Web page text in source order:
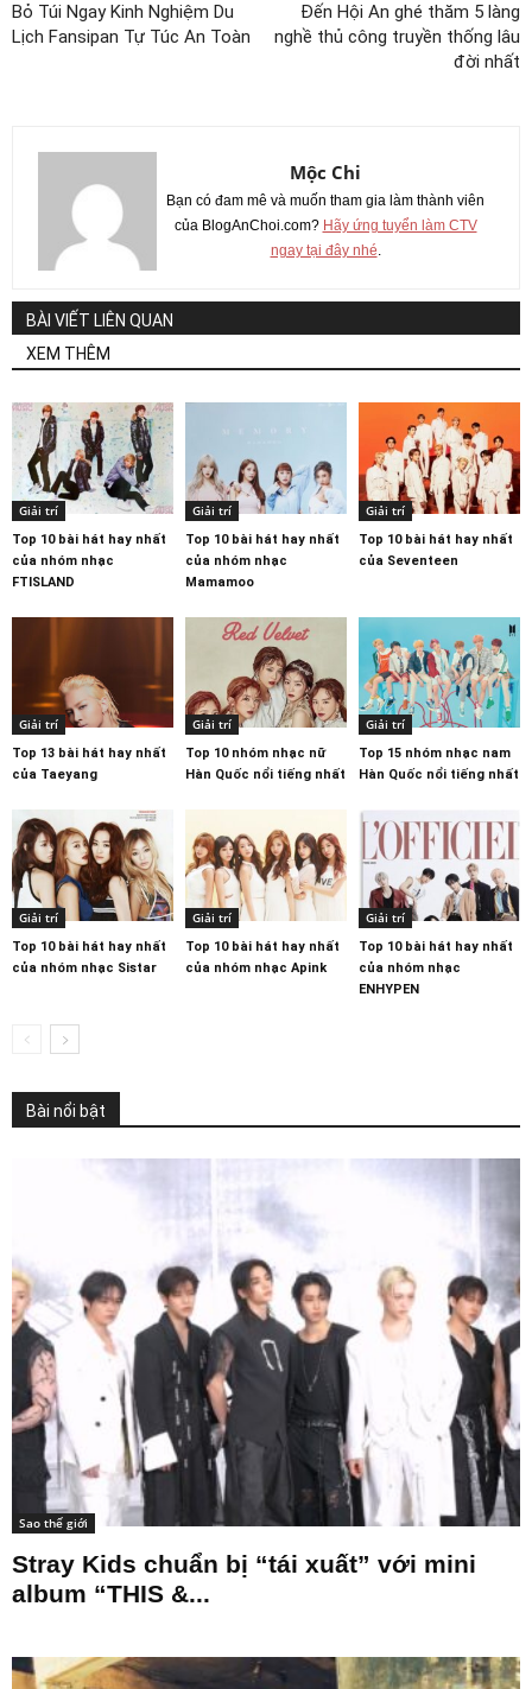
Bỏ Túi Ngay Kinh Nghiệm Du
Lịch Fansipan Tự Túc An Toàn
Đến Hội An ghé thăm 5 làng
nghề thủ công truyền thống lâu
đời nhất
Mộc Chi
Bạn có đam mê và muốn tham gia làm thành viên
của BlogAnChoi.com? Hãy ứng tuyển làm CTV
ngay tại đây nhé.
BÀI VIẾT LIÊN QUAN
XEM THÊM
Giải trí
Top 10 bài hát hay nhất
của nhóm nhạc
FTISLAND
Giải trí
Top 10 bài hát hay nhất
của nhóm nhạc
Mamamoo
Giải trí
Top 10 bài hát hay nhất
của Seventeen
Giải trí
Top 13 bài hát hay nhất
của Taeyang
Giải trí
Top 10 nhóm nhạc nữ
Hàn Quốc nổi tiếng nhất
Giải trí
Top 15 nhóm nhạc nam
Hàn Quốc nổi tiếng nhất
Giải trí
Top 10 bài hát hay nhất
của nhóm nhạc Sistar
Giải trí
Top 10 bài hát hay nhất
của nhóm nhạc Apink
Giải trí
Top 10 bài hát hay nhất
của nhóm nhạc
ENHYPEN
Bài nổi bật
Sao thế giới
Stray Kids chuẩn bị “tái xuất” với mini
album “THIS &...